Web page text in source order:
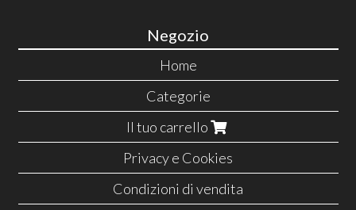
Negozio
Home
Categorie
Il tuo carrello
Privacy e Cookies
Condizioni di vendita